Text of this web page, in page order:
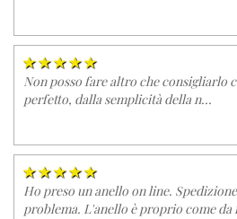
Non posso fare altro che consigliarlo
perfetto, dalla semplicità della n...
Ho preso un anello on line.
problema. L'anello è proprio come da